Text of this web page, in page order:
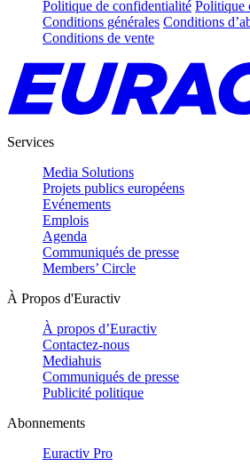
Politique de confidentialité Politique
Conditions générales Conditions
Conditions de vente
Services
Media Solutions
Projets publics européens
Evénements
Emplois
Agenda
Communiqués de presse
Members’ Circle
À Propos d'Euractiv
À propos d’Euractiv
Contactez-nous
Mediahuis
Communiqués de presse
Publicité politique
Abonnements
Euractiv Pro